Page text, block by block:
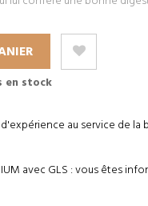
en stock
d'expérience au service de
avec GLS : vous êtes